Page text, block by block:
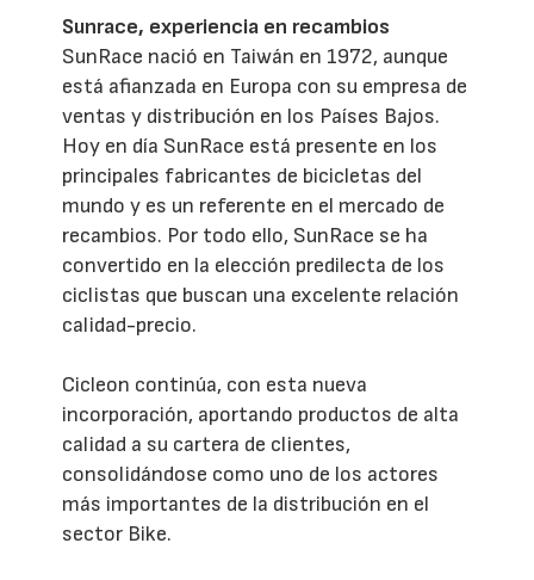
Sunrace, experiencia en recambios
SunRace nació en Taiwán en 1972, aunque
está afianzada en Europa con su empresa de
ventas y distribución en los Países Bajos.
Hoy en día SunRace está presente en los
principales fabricantes de bicicletas del
mundo y es un referente en el mercado de
recambios. Por todo ello, SunRace se ha
convertido en la elección predilecta de los
ciclistas que buscan una excelente relación
calidad-precio.
Cicleon continúa, con esta nueva
incorporación, aportando productos de alta
calidad a su cartera de clientes,
consolidándose como uno de los actores
más importantes de la distribución en el
sector Bike.